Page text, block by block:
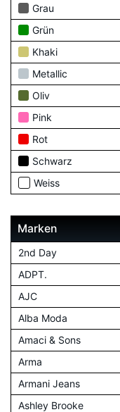
Grau
Grün
Khaki
Metallic
Oliv
Pink
Rot
Schwarz
Weiss
Marken
2nd Day
ADPT.
AJC
Alba Moda
Amaci & Sons
Arma
Armani Jeans
Ashley Brooke